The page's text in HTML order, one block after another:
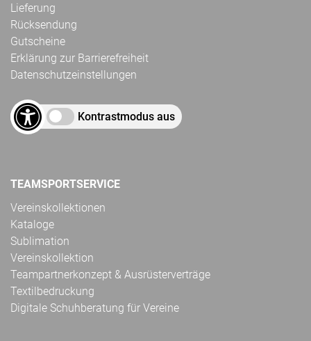
Lieferung
Rücksendung
Gutscheine
Erklärung zur Barrierefreiheit
Datenschutzeinstellungen
Kontrastmodus aus
TEAMSPORTSERVICE
Vereinskollektionen
Kataloge
Sublimation
Vereinskollektion
Teampartnerkonzept & Ausrüsterverträge
Textilbedruckung
Digitale Schuhberatung für Vereine